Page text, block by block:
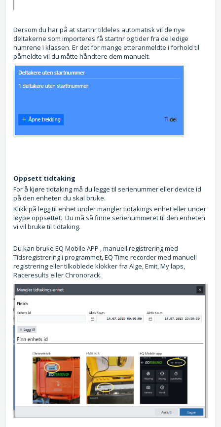
Dersom du har på at startnr tildeles automatisk vil de nye
deltakerne som importeres få startnr og tider fra de ledige
numrene i klassen. Er det for mange etteranmeldte i forhold til
påmeldte vil du måtte håndtere dem manuelt.
Oppsett tidtaking
For å kjøre tidtaking må du legge til serienummer eller device id
på den enheten du skal bruke.
Klikk på legg til enhet under mangler tidtakings enhet eller under
løype oppsettet. Du må så finne serienummeret til den enheten
vi vil bruke til tidtaking.
Du kan bruke EQ Mobile APP , manuell registrering med
Tidsregistrering i programmet, EQ Time recorder med manuell
registrering eller tilkoblede klokker fra Alge, Emit, My laps,
Raceresults eller Chronorack.